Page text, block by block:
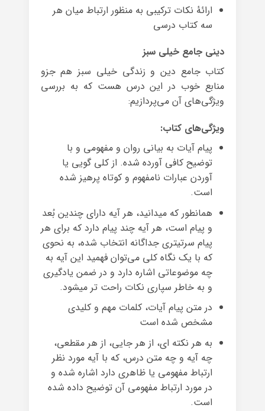
ارائهٔ نکات ترکیبی به منظور ارتباط میان هر
سه کتاب درسی
دینی جامع خیلی سبز
کتاب جامع دین و زندگی خیلی سبز هم جزو
منابع خوب در این درس هست که به بررسی
ویژگی‌های آن می‌پردازیم:
ویژگی‌های کتاب:
پیام آیات به بیانی روان و مفهومی و با
توضیح کافی آورده شده. از کلی گویی یا
آوردن عبارات نامفهوم و کوتاه پرهیز شده
است.
همانطور که میدانید، هر آیه دارای چندین بُعد
و پیام است، هر آیه چند پیام دارد که برای هر
پیام سرتیتری جداگانه انتخاب شده، به نحوی
که با یک نگاه کلی می‌توان فهمید این آیه به
چه موضوعاتی اشاره دارد و در ضمن یادگیری
و به خاطر سپاری نکات راحت تر میشود.
در متن پیام آیات، کلمات مهم و کلیدی
مشخص شده است
به هر نکته ای، از هر جایی، از هر مقطعی،
چه آیه و چه متن درس، که با آیه مورد نظر
ارتباط مفهومی یا ظاهری دارد اشاره شده و
در مورد ارتباط مفهومی آن توضیح داده شده
است.